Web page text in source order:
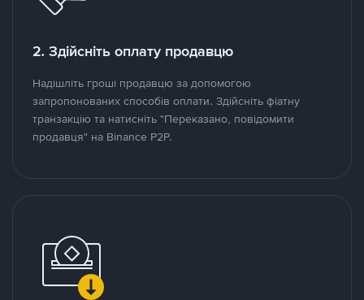
2. Здійсніть оплату продавцю
Надішліть гроші продавцю за допомогою
запропонованих способів оплати. Здійсніть фіатну
транзакцію та натисніть "Переказано, повідомити
продавця" на Binance P2P.